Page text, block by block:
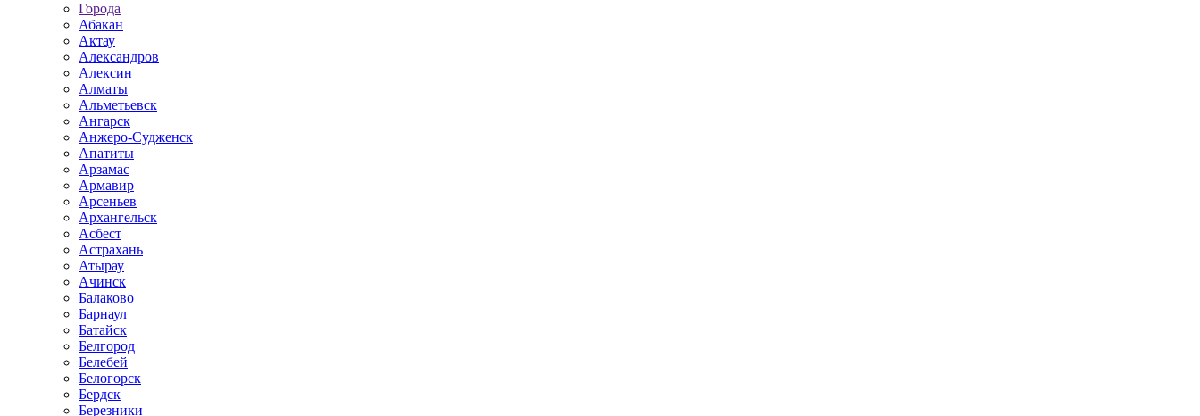
Города
Абакан
Актау
Александров
Алексин
Алматы
Альметьевск
Ангарск
Анжеро-Судженск
Апатиты
Арзамас
Армавир
Арсеньев
Архангельск
Асбест
Астрахань
Атырау
Ачинск
Балаково
Барнаул
Батайск
Белгород
Белебей
Белогорск
Бердск
Березники